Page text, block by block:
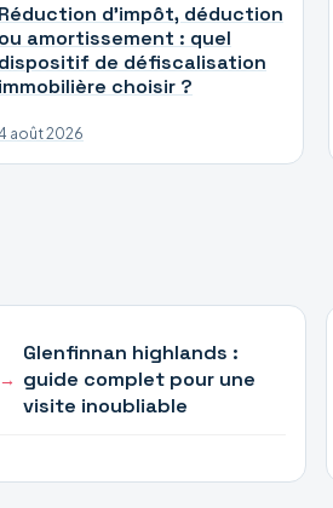
Réduction d’impôt, déduction
ou amortissement : quel
dispositif de défiscalisation
immobilière choisir ?
août 2026
Glenfinnan highlands :
guide complet pour une
visite inoubliable